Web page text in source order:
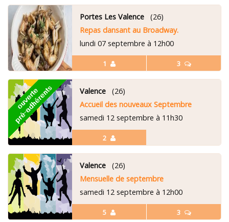
1 3
Portes Les Valence(26)
Repas dansant au Broadway.
lundi 07 septembre à 12h00
2
Valence(26)
Accueil des nouveaux Septembre
samedi 12 septembre à 11h30
5 3
Valence(26)
Mensuelle de septembre
samedi 12 septembre à 12h00